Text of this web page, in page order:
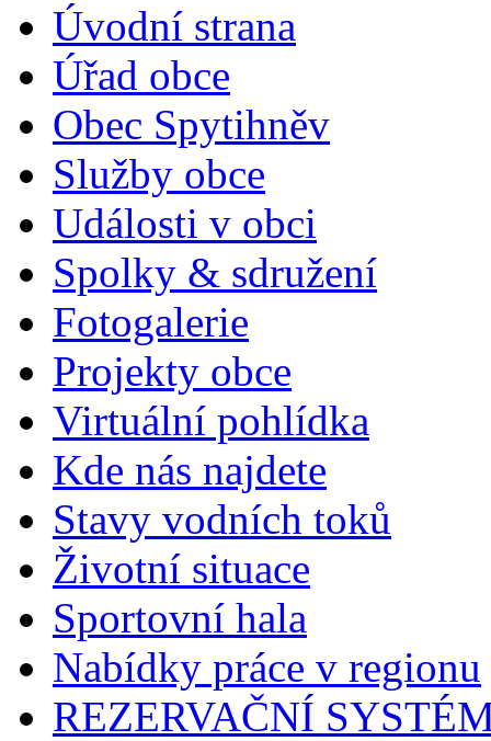
Úvodní strana
Úřad obce
Obec Spytihněv
Služby obce
Události v obci
Spolky & sdružení
Fotogalerie
Projekty obce
Virtuální pohlídka
Kde nás najdete
Stavy vodních toků
Životní situace
Sportovní hala
Nabídky práce v regionu
REZERVAČNÍ